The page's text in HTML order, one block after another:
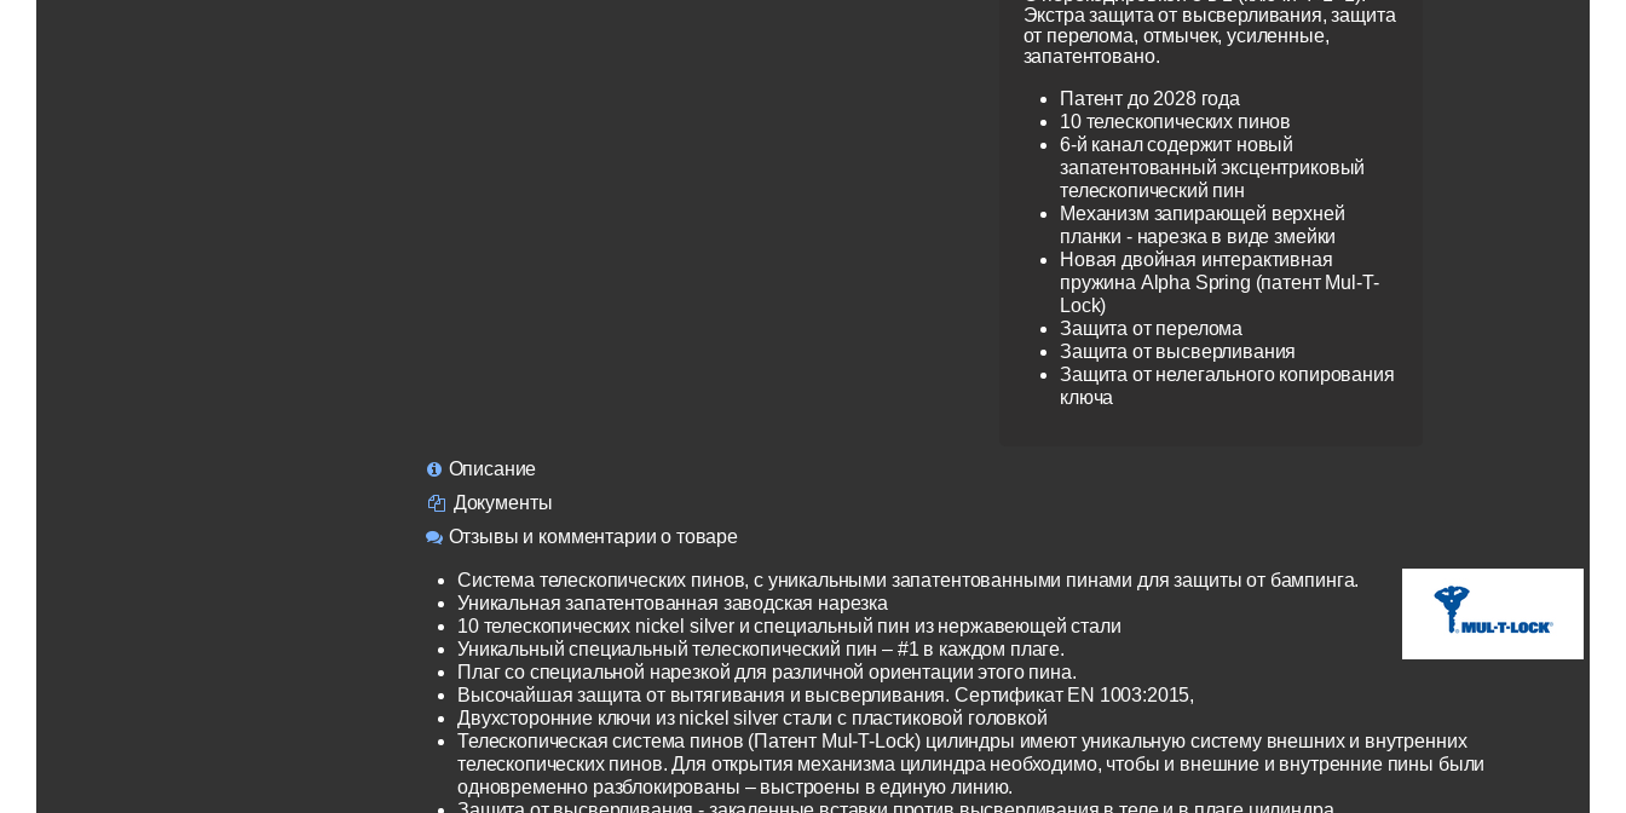
Экстра защита от высверливания, защита
от перелома, отмычек, усиленные,
запатентовано.
Патент до 2028 года
10 телескопических пинов
6-й канал содержит новый
запатентованный эксцентриковый
телескопический пин
Механизм запирающей верхней
планки - нарезка в виде змейки
Новая двойная интерактивная
пружина Alpha Spring (патент Mul-T-
Lock)
Защита от перелома
Защита от высверливания
Защита от нелегального копирования
ключа
Описание
Документы
Отзывы и комментарии о товаре
Система телескопических пинов, с уникальными запатентованными пинами для защиты от бампинга.
Уникальная запатентованная заводская нарезка
10 телескопических nickel silver и специальный пин из нержавеющей стали
Уникальный специальный телескопический пин – #1 в каждом плаге.
Плаг со специальной нарезкой для различной ориентации этого пина.
Высочайшая защита от вытягивания и высверливания. Сертификат EN 1003:2015,
Двухсторонние ключи из nickel silver стали с пластиковой головкой
Телескопическая система пинов (Патент Mul-T-Lock) цилиндры имеют уникальную систему внешних и внутренних
телескопических пинов. Для открытия механизма цилиндра необходимо, чтобы и внешние и внутренние пины были
одновременно разблокированы – выстроены в единую линию.